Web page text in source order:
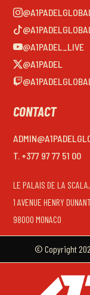
@A1PADELGLOBAL
@A1PADELGLOBAL
@A1PADEL_LIVE
@A1PADEL
@A1PADELGLOBAL
CONTACT
T. +377 97 77 51 00
LE PALAIS DE LA SCALA,
1 AVENUE HENRY
98000 MONACO
© Copyright